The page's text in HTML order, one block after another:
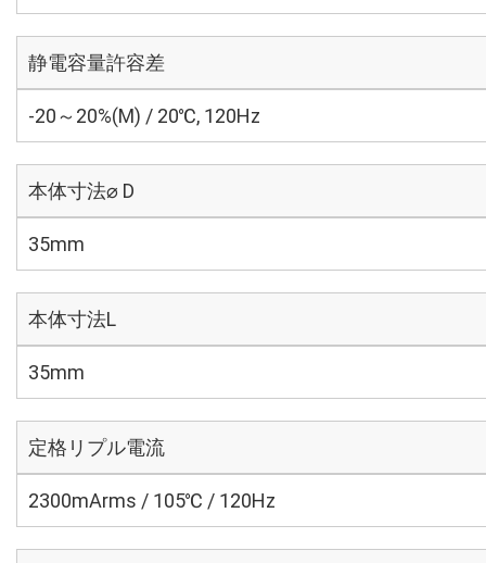
静電容量許容差
-20～20%(M) / 20℃, 120Hz
本体寸法⌀ D
35mm
本体寸法L
35mm
定格リプル電流
2300mArms / 105℃ / 120Hz